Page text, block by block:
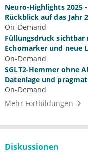
Neuro-Highlights 2025
Rückblick auf das Jahr
On-Demand
Füllungsdruck sichtbar
Echomarker und neue
Diagnostik
On-Demand
SGLT2-Hemmer ohne
Datenlage und
On-Demand
Mehr Fortbildungen
Diskussionen